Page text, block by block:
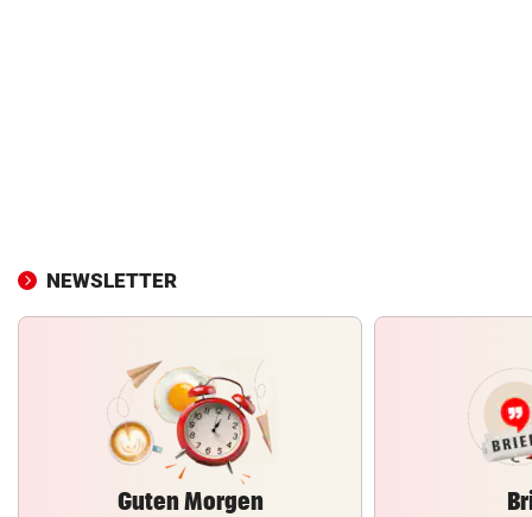
NEWSLETTER
Guten Morgen